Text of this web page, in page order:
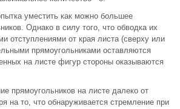
уместить как можно большее
Однако в силу того, что обводка их
отступлениями от края листа (сверху или
прямоугольниками оставляются
на листе фигур стороны оказываются
прямоугольников на листе далеко от
на то, что обнаруживается стремление при